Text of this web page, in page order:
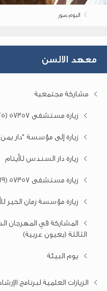
البوم صور
معهد الالسن
مشاركة مجتمعية
زيارة مستشفى 57357 (2025)
زيارة إلى مؤسسة "دار
زيارة دار السندس للأيتام
زيارة مستشفى 57357 (2019)
زيارة مؤسسة زمان الخير
المشاركة في المهرجان
الثالثة (بعيون عربية)
يوم البيئة
الزيارات العلمية لبرنامج